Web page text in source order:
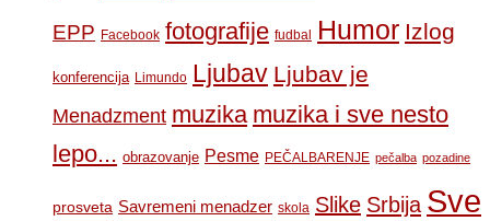
EPP Facebook fotografije fudbal Humor Izlog
konferencija Limundo Ljubav Ljubav je
Menadzment muzika muzika i sve nesto
lepo... obrazovanje Pesme PEČALBARENJE pečalba pozadine
prosveta Savremeni menadzer skola Slike Srbija Sve